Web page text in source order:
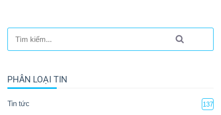
PHÂN LOẠI TIN
Tin tức 137